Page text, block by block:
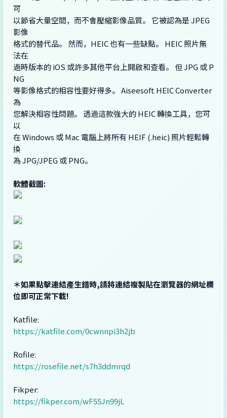
可
以節省大量空間，而不會壓縮影像品質。 它被認為是 JPEG
影像
格式的替代品。 然而，HEIC 也有一些缺點。 HEIC 照片無
法在
過時版本的 iOS 或許多其他平台上開啟和查看。 但 JPG 或 P
NG
等影像格式的相容性要好得多。 Aiseesoft HEIC Converter
為
您解決相容性問題。 透過這款強大的 HEIC 轉換工具，您可
以
在 Windows 或 Mac 電腦上將所有 HEIF (.heic) 照片輕鬆轉
換
為 JPG/JPEG 或 PNG。
軟體截圖:
＊如果點擊連結產生錯時,請將連結複製貼在瀏覽器的網址欄
位即可正常下載!
Katfile:
https://katfile.com/0cwnnpi3h2jb
Rofile:
https://rosefile.net/s7h3ddmrqd
Fikper:
https://fikper.com/wF55Jn99jL